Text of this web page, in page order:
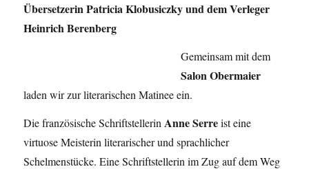
Übersetzerin Patricia Klobusiczky und dem Verleger
Heinrich Berenberg
Gemeinsam mit dem
Salon Obermaier
laden wir zur literarischen Matinee ein.
Die französische Schriftstellerin Anne Serreist eine
virtuose Meisterin literarischer und sprachlicher
Schelmenstücke. Eine Schriftstellerin im Zug auf dem Weg